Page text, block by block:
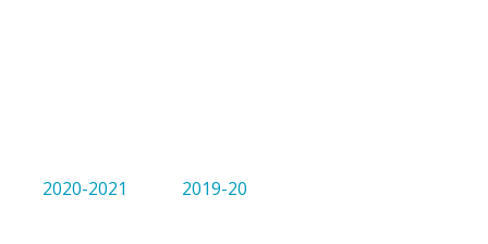
2020-2021
2019-20